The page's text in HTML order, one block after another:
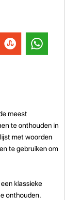
meest
te onthouden in
met woorden
te gebruiken om
klassieke
onthouden.